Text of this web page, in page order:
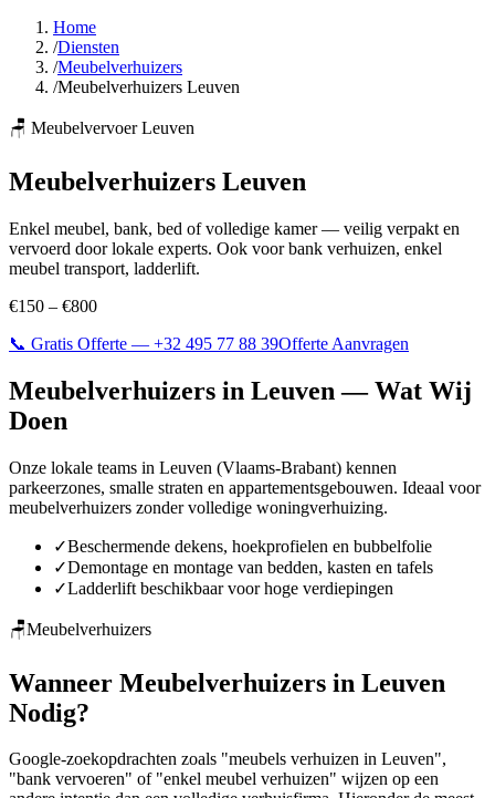
Home
/Diensten
/Meubelverhuizers
/Meubelverhuizers Leuven
🪑 Meubelvervoer Leuven
Meubelverhuizers Leuven
Enkel meubel, bank, bed of volledige kamer — veilig verpakt en
vervoerd door lokale experts. Ook voor bank verhuizen, enkel
meubel transport, ladderlift.
€150 – €800
📞 Gratis Offerte — +32 495 77 88 39Offerte Aanvragen
Meubelverhuizers in Leuven — Wat Wij
Doen
Onze lokale teams in Leuven (Vlaams-Brabant) kennen
parkeerzones, smalle straten en appartementsgebouwen. Ideaal voor
meubelverhuizers zonder volledige woningverhuizing.
✓Beschermende dekens, hoekprofielen en bubbelfolie
✓Demontage en montage van bedden, kasten en tafels
✓Ladderlift beschikbaar voor hoge verdiepingen
🪑Meubelverhuizers
Wanneer Meubelverhuizers in Leuven
Nodig?
Google-zoekopdrachten zoals "meubels verhuizen in Leuven",
"bank vervoeren" of "enkel meubel verhuizen" wijzen op een